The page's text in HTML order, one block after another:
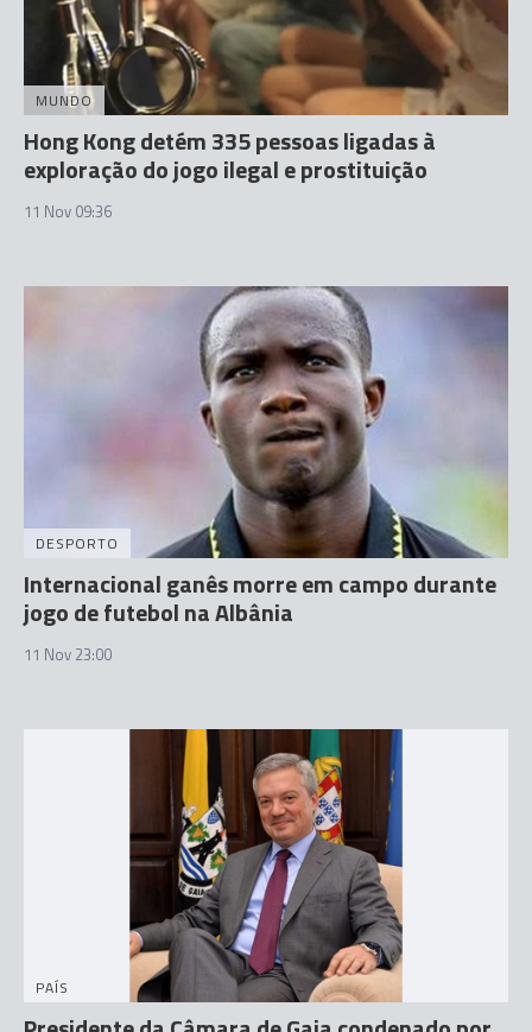
MUNDO
Hong Kong detém 335 pessoas ligadas à
exploração do jogo ilegal e prostituição
11 Nov 09:36
DESPORTO
Internacional ganês morre em campo durante
jogo de futebol na Albânia
11 Nov 23:00
PAÍS